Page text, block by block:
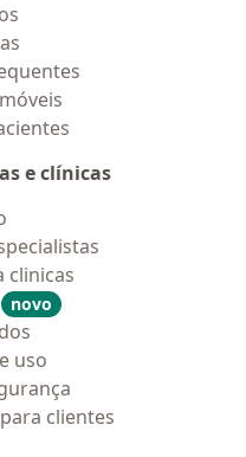
e clínicas
clinicas
novo
uso
clientes